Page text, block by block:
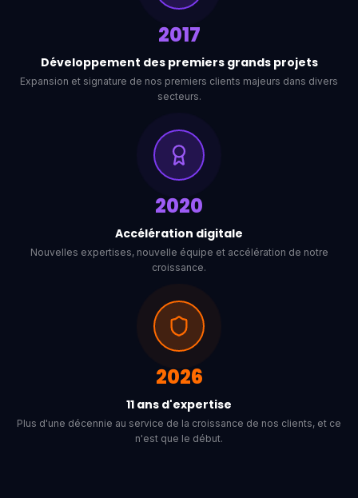
2017
Développement des premiers grands projets
Expansion et signature de nos premiers clients majeurs dans divers
secteurs.
2020
Accélération digitale
Nouvelles expertises, nouvelle équipe et accélération de notre
croissance.
2026
11 ans d'expertise
Plus d'une décennie au service de la croissance de nos clients, et ce
n'est que le début.